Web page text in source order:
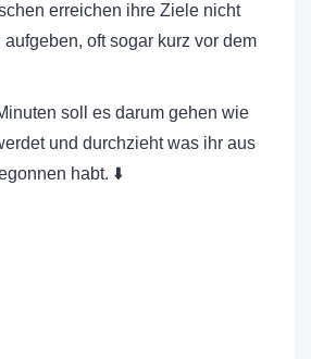
erreichen ihre Ziele nicht
oft sogar kurz vor dem
soll es darum gehen wie
und durchzieht was ihr aus
habt. ⬇️